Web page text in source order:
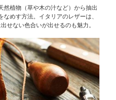
然植物（草や木の汁など）から抽出
めす方法。イタリアのレザーは、
せない色合いが出せるのも魅力。